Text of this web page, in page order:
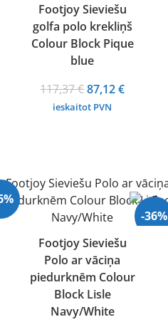
Footjoy Sieviešu
golfa polo krekliņš
Colour Block Pique
blue
117,37€Original
price
87,12€Current
ieskaitot PVN
Footjoy Sieviešu
Polo ar vāciņa
piedurknēm Colour
Block Lisle
Navy/White
-36%